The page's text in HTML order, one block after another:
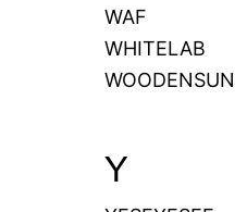
WAF
WHITELAB
WOODENSUN
Y